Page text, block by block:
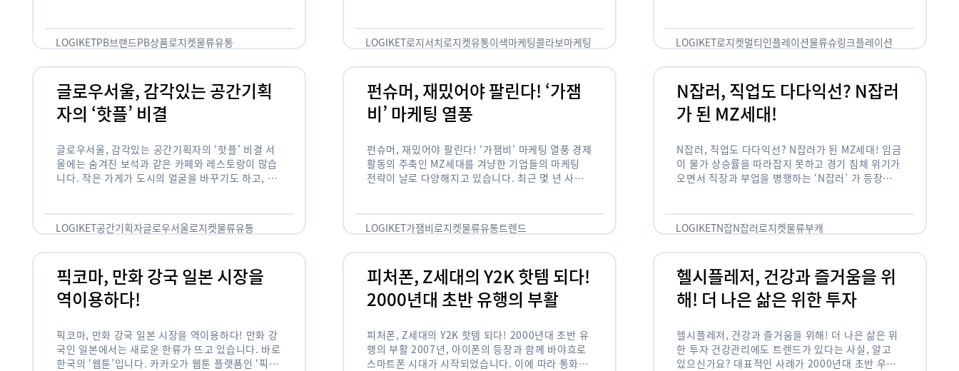
물가 시대와 맞물려 …
LOGIKETPB브랜드PB상품로지켓물류유통
…
LOGIKET로지서치로지켓유통이색마케팅콜라보마케팅
링크플레이션, 그리드플레이션 등등. …
LOGIKET로지켓멀티인플레이션물류슈링크플레이션
글로우서울, 감각있는 공간기획
자의 ‘핫플’ 비결
글로우서울, 감각있는 공간기획자의 ‘핫플’ 비결 서
울에는 숨겨진 보석과 같은 카페와 레스토랑이 많습
니다. 작은 가게가 도시의 얼굴을 바꾸기도 하고, 쇠
LOGIKET공간기획자글로우서울로지켓물류유통
펀슈머, 재밌어야 팔린다! ‘가잼
비’ 마케팅 열풍
펀슈머, 재밌어야 팔린다! ‘가잼비’ 마케팅 열풍 경제
활동의 주축인 MZ세대를 겨냥한 기업들의 마케팅
전략이 날로 다양해지고 있습니다. 최근 몇 년 사이
LOGIKET가잼비로지켓물류유통트렌드
N잡러, 직업도 다다익선? N잡러
가 된 MZ세대!
N잡러, 직업도 다다익선? N잡러가 된 MZ세대! 임금
이 물가 상승률을 따라잡지 못하고 경기 침체 위기가
오면서 직장과 부업을 병행하는 ‘N잡러’ 가 등장했습
LOGIKETN잡N잡러로지켓물류부캐
픽코마, 만화 강국 일본 시장을
역이용하다!
픽코마, 만화 강국 일본 시장을 역이용하다! 만화 강
국인 일본에서는 새로운 한류가 뜨고 있습니다. 바로
한국의 ‘웹툰’입니다. 카카오가 웹툰 플랫폼인 ‘픽코
피처폰, Z세대의 Y2K 핫템 되다!
2000년대 초반 유행의 부활
피처폰, Z세대의 Y2K 핫템 되다! 2000년대 초반 유
행의 부활 2007년, 아이폰의 등장과 함께 바야흐로
스마트폰 시대가 시작되었습니다. 이에 따라 통화와
헬시플레저, 건강과 즐거움을 위
해! 더 나은 삶은 위한 투자
헬시플레저, 건강과 즐거움을 위해! 더 나은 삶은 위
한 투자 건강관리에도 트렌드가 있다는 사실, 알고
있으신가요? 대표적인 사례가 2000년대 초반 우리